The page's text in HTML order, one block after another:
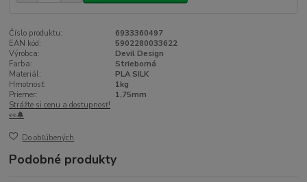
Číslo produktu:
6933360497
EAN kód:
5902280033622
Výrobca:
Devil Design
Farba:
Strieborná
Materiál:
PLA SILK
Hmotnosť:
1kg
Priemer:
1,75mm
Strážte si cenu a dostupnosť!
👀🔔
Do obľúbených
Podobné produkty